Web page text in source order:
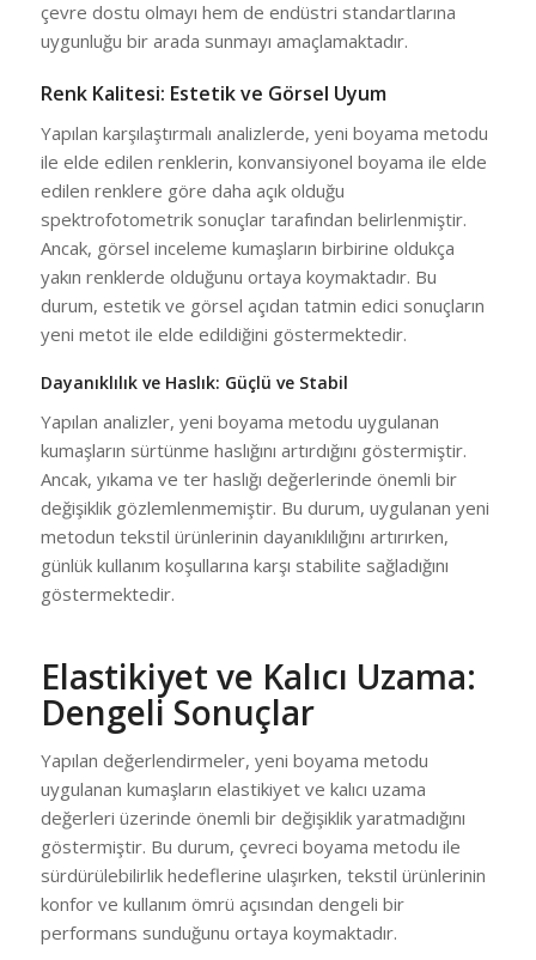
çevre dostu olmayı hem de endüstri standartlarına
uygunluğu bir arada sunmayı amaçlamaktadır.
Renk Kalitesi: Estetik ve Görsel Uyum
Yapılan karşılaştırmalı analizlerde, yeni boyama metodu
ile elde edilen renklerin, konvansiyonel boyama ile elde
edilen renklere göre daha açık olduğu
spektrofotometrik sonuçlar tarafından belirlenmiştir.
Ancak, görsel inceleme kumaşların birbirine oldukça
yakın renklerde olduğunu ortaya koymaktadır. Bu
durum, estetik ve görsel açıdan tatmin edici sonuçların
yeni metot ile elde edildiğini göstermektedir.
Dayanıklılık ve Haslık: Güçlü ve Stabil
Yapılan analizler, yeni boyama metodu uygulanan
kumaşların sürtünme haslığını artırdığını göstermiştir.
Ancak, yıkama ve ter haslığı değerlerinde önemli bir
değişiklik gözlemlenmemiştir. Bu durum, uygulanan yeni
metodun tekstil ürünlerinin dayanıklılığını artırırken,
günlük kullanım koşullarına karşı stabilite sağladığını
göstermektedir.
Elastikiyet ve Kalıcı Uzama:
Dengeli Sonuçlar
Yapılan değerlendirmeler, yeni boyama metodu
uygulanan kumaşların elastikiyet ve kalıcı uzama
değerleri üzerinde önemli bir değişiklik yaratmadığını
göstermiştir. Bu durum, çevreci boyama metodu ile
sürdürülebilirlik hedeflerine ulaşırken, tekstil ürünlerinin
konfor ve kullanım ömrü açısından dengeli bir
performans sunduğunu ortaya koymaktadır.